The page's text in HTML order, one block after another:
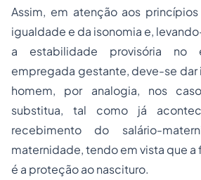
Assim, em atenção aos
igualdade e da isonomia e,
a estabilidade provisória no
empregada gestante, deve-se dar
homem, por analogia, nos
substitua, tal como já
recebimento do salário-
maternidade, tendo em vista que a
é a proteção ao nascituro.